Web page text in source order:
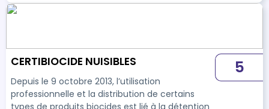
CERTIBIOCIDE NUISIBLES
Depuis le 9 octobre 2013, l’utilisation
professionnelle et la distribution de certains
types de produits biocides est lié à la détention
5